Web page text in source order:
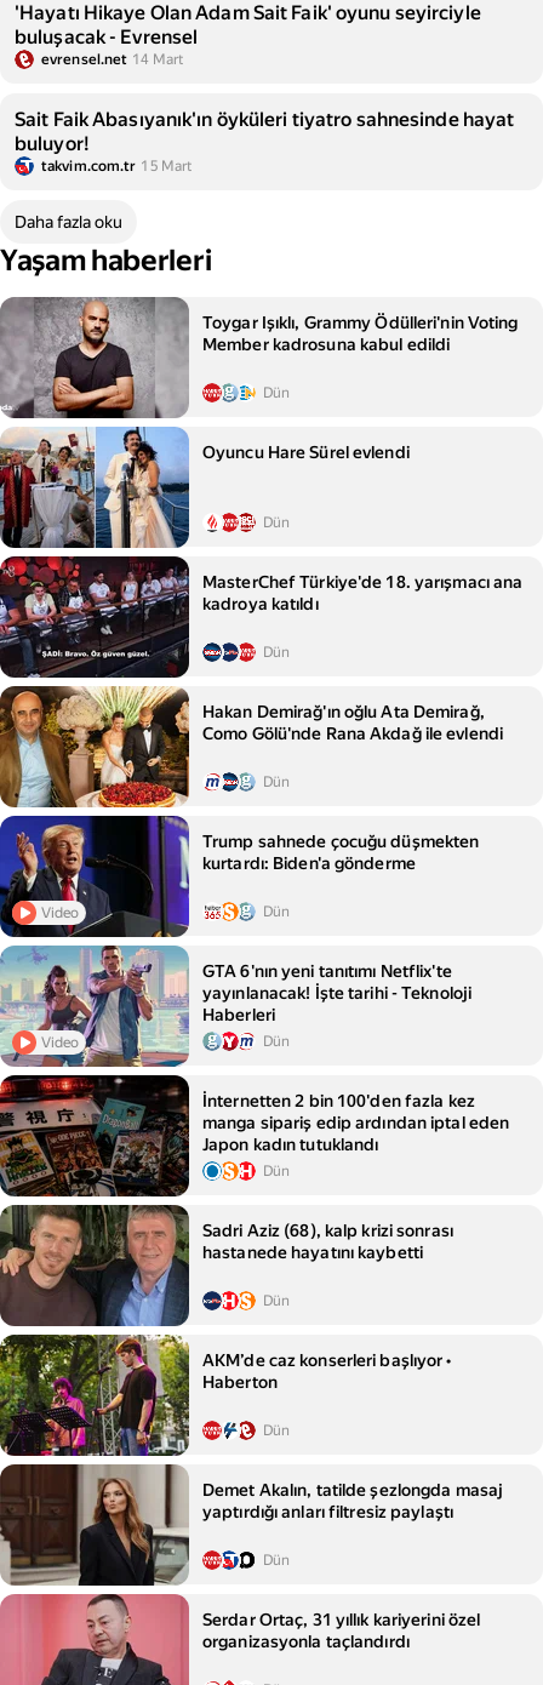
'Hayatı Hikaye Olan Adam Sait Faik' oyunu seyirciyle
buluşacak - Evrensel
evrensel.net 14 Mart
Sait Faik Abasıyanık'ın öyküleri tiyatro sahnesinde hayat
buluyor!
takvim.com.tr 15 Mart
Daha fazla oku
Yaşam haberleri
Toygar Işıklı, Grammy Ödülleri'nin Voting
Member kadrosuna kabul edildi
Dün
Oyuncu Hare Sürel evlendi
Dün
MasterChef Türkiye'de 18. yarışmacı ana
kadroya katıldı
Dün
Hakan Demirağ'ın oğlu Ata Demirağ,
Como Gölü'nde Rana Akdağ ile evlendi
Dün
Video
Trump sahnede çocuğu düşmekten
kurtardı: Biden'a gönderme
Dün
Video
GTA 6'nın yeni tanıtımı Netflix'te
yayınlanacak! İşte tarihi - Teknoloji
Haberleri
Dün
İnternetten 2 bin 100'den fazla kez
manga sipariş edip ardından iptal eden
Japon kadın tutuklandı
Dün
Sadri Aziz (68), kalp krizi sonrası
hastanede hayatını kaybetti
Dün
AKM’de caz konserleri başlıyor •
Haberton
Dün
Demet Akalın, tatilde şezlongda masaj
yaptırdığı anları filtresiz paylaştı
Dün
Serdar Ortaç, 31 yıllık kariyerini özel
organizasyonla taçlandırdı